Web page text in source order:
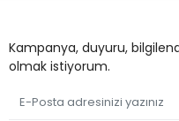
Kampanya, duyuru,
olmak istiyorum.